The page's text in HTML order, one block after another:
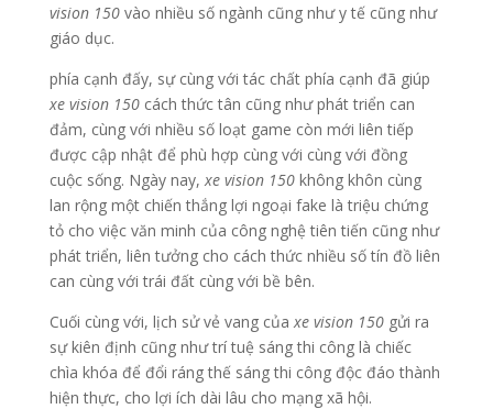
vision 150vào nhiều số ngành cũng như y tế cũng như
giáo dục.
phía cạnh đấy, sự cùng với tác chất phía cạnh đã giúp
xe vision 150cách thức tân cũng như phát triển can
đảm, cùng với nhiều số loạt game còn mới liên tiếp
được cập nhật để phù hợp cùng với cùng với đồng
cuộc sống. Ngày nay,xe vision 150không khôn cùng
lan rộng một chiến thắng lợi ngoại fake là triệu chứng
tỏ cho việc văn minh của công nghệ tiên tiến cũng như
phát triển, liên tưởng cho cách thức nhiều số tín đồ liên
can cùng với trái đất cùng với bề bên.
Cuối cùng với, lịch sử vẻ vang củaxe vision 150gửi ra
sự kiên định cũng như trí tuệ sáng thi công là chiếc
chìa khóa để đổi ráng thế sáng thi công độc đáo thành
hiện thực, cho lợi ích dài lâu cho mạng xã hội.